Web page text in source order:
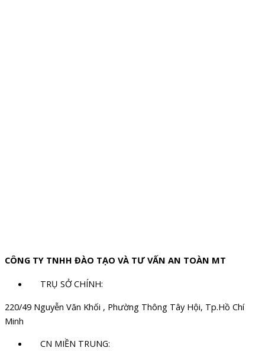
CÔNG TY TNHH ĐÀO TẠO VÀ TƯ VẤN AN TOÀN MT
TRỤ SỞ CHÍNH:
220/49 Nguyễn Văn Khối , Phường Thông Tây Hội, Tp.Hồ Chí
Minh
CN MIỀN TRUNG: